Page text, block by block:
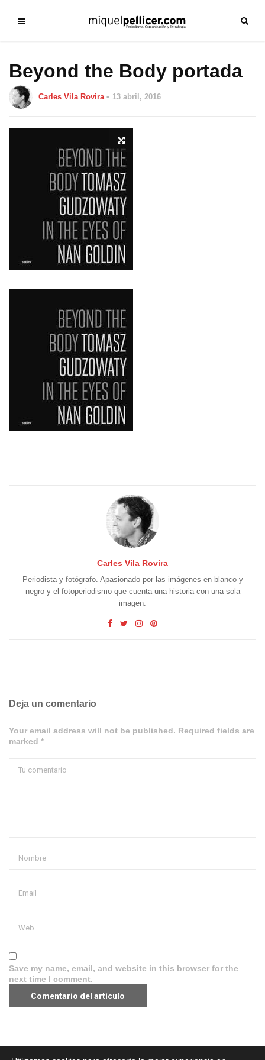
Beyond the Body portada
Carles Vila Rovira 13 abril, 2016
Carles Vila Rovira
Periodista y fotógrafo. Apasionado por las imágenes en blanco y
negro y el fotoperiodismo que cuenta una historia con una sola
imagen.
Deja un comentario
Your email address will not be published. Required fields are
marked *
Save my name, email, and website in this browser for the
next time I comment.
Aviso legal·Política de Privacidad·Política de Cookies